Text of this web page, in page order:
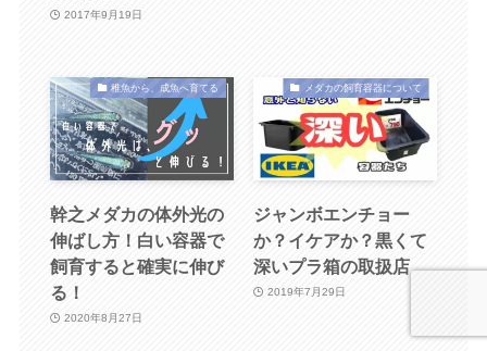
2017年9月19日
稚魚から、成魚へ育てる
幹之メダカの体外光の
伸ばし方！白い容器で
飼育すると確実に伸び
る！
2020年8月27日
メダカの飼育容器について
ジャンボエンチョー
か？イケアか？黒くて
深いプラ箱の取扱店
2019年7月29日